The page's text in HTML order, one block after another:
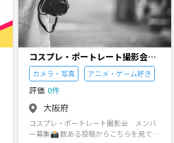
コスプレ・ポートレート撮影会
メンバー募集📸
カメラ・写真 アニメ・ゲーム好き
評価 0件
大阪府
コスプレ・ポートレート撮影会 メンバ
ー募集📸 数ある投稿からこちらを見て頂